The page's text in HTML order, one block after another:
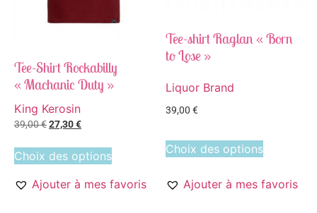
Tee-Shirt Rockabilly
« Machanic Duty »
King Kerosin
39,00€27,30€
Choix des options
Ajouter à mes favoris
Tee-shirt Raglan « Born
to Lose »
Liquor Brand
39,00 €
Choix des options
Ajouter à mes favoris